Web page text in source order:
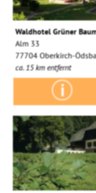
Waldhotel Grüner
Alm 33
77704 Oberkirch-
ca. 15 km entfernt